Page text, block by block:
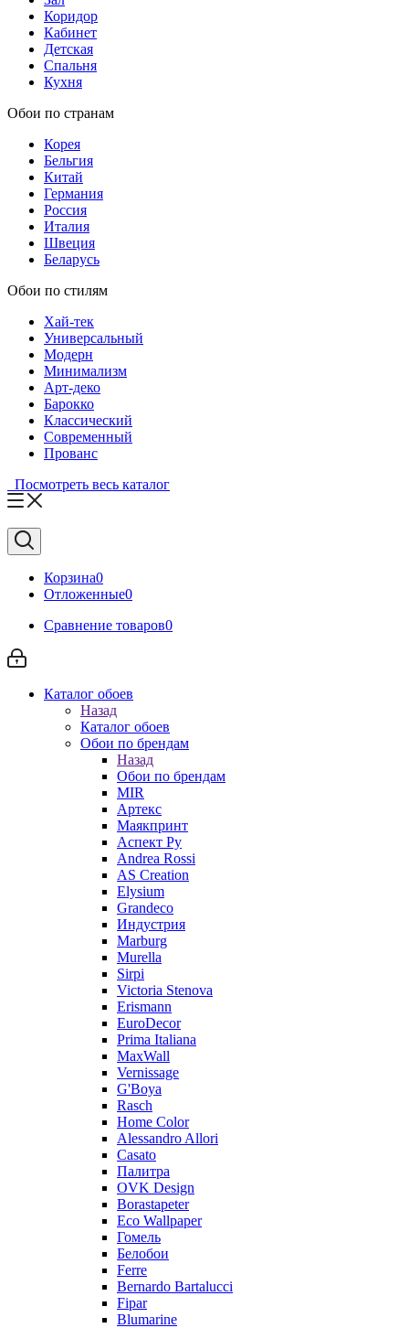
Коридор
Кабинет
Детская
Спальня
Кухня
Обои по странам
Корея
Бельгия
Китай
Германия
Россия
Италия
Швеция
Беларусь
Обои по стилям
Хай-тек
Универсальный
Модерн
Минимализм
Арт-деко
Барокко
Классический
Современный
Прованс
Посмотреть весь каталог
Корзина0
Отложенные0
Сравнение товаров0
Каталог обоев
Назад
Каталог обоев
Обои по брендам
Назад
Обои по брендам
MIR
Артекс
Маякпринт
Аспект Ру
Andrea Rossi
AS Creation
Elysium
Grandeco
Индустрия
Marburg
Murella
Sirpi
Victoria Stenova
Erismann
EuroDecor
Prima Italiana
MaxWall
Vernissage
G'Boya
Rasch
Home Color
Alessandro Allori
Casato
Палитра
OVK Design
Borastapeter
Eco Wallpaper
Гомель
Белобои
Ferre
Bernardo Bartalucci
Fipar
Blumarine